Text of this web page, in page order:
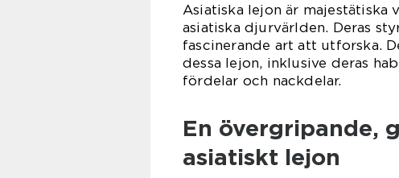
Asiatiska lejon är majestätiska
asiatiska djurvärlden. Deras
fascinerande art att utforska.
dessa lejon, inklusive deras
fördelar och nackdelar.
En övergripande,
asiatiskt lejon